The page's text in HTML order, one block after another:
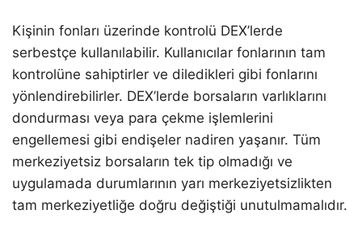
Kişinin fonları üzerinde kontrolü DEX’lerde
serbestçe kullanılabilir. Kullanıcılar fonlarının tam
kontrolüne sahiptirler ve diledikleri gibi fonlarını
yönlendirebilirler. DEX’lerde borsaların varlıklarını
dondurması veya para çekme işlemlerini
engellemesi gibi endişeler nadiren yaşanır. Tüm
merkeziyetsiz borsaların tek tip olmadığı ve
uygulamada durumlarının yarı merkeziyetsizlikten
tam merkeziyetliğe doğru değiştiği unutulmamalıdır.